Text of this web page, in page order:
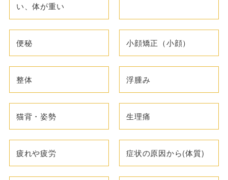
い、体が重い
便秘 小顔矯正（小顔）
整体 浮腫み
猫背・姿勢 生理痛
疲れや疲労 症状の原因から(体質)